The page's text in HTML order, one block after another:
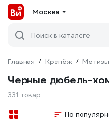
Москва
Поиск в каталоге
Главная / Крепёж / Метизы
Черные дюбель-
331 товар
По